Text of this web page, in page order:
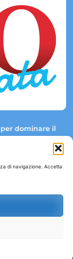
di navigazione. Accetta
per dominare il
03044390353